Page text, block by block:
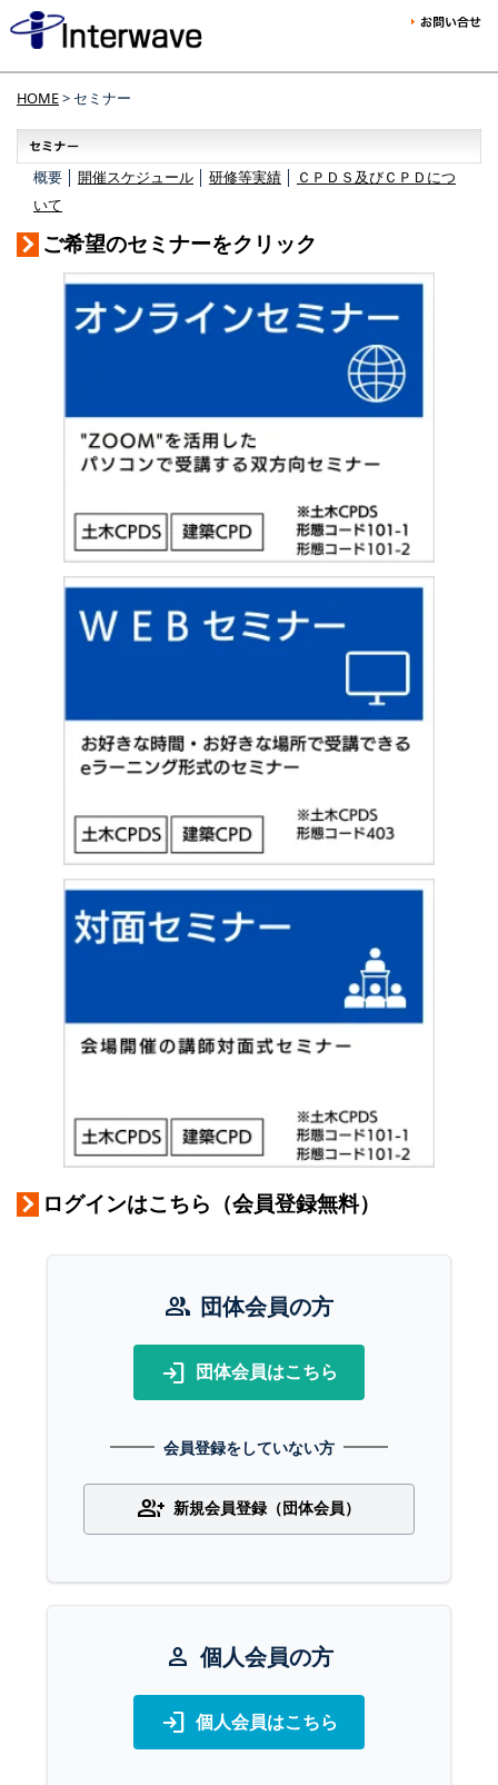
HOME> セミナー
概要 │ 開催スケジュール 研修等実績
ＣＰＤＳ及びＣＰＤにつ
いて
ご希望のセミナーをクリック
ログインはこちら（会員登録無料）
group 団体会員の方
login 団体会員はこちら
会員登録をしていない方
group_add 新規会員登録（団体会員）
person 個人会員の方
login 個人会員はこちら